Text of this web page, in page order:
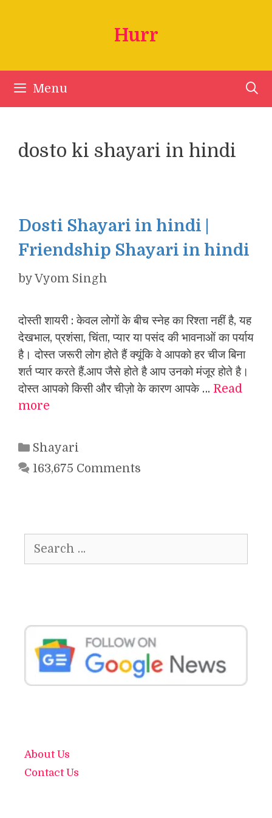
Hurr
Menu
dosto ki shayari in hindi
Dosti Shayari in hindi |
Friendship Shayari in hindi
byVyom Singh
दोस्ती शायरी : केवल लोगों के बीच स्नेह का रिश्ता नहीं है, यह
देखभाल, प्रशंसा, चिंता, प्यार या पसंद की भावनाओं का पर्याय
है। दोस्त जरूरी लोग होते हैं क्यूंकि वे आपको हर चीज बिना
शर्त प्यार करते हैं.आप जैसे होते है आप उनको मंजूर होते है।
दोस्त आपको किसी और चीज़ो के कारण आपके … Read
more
Categories
Shayari
163,675 Comments
for:
About Us
Contact Us